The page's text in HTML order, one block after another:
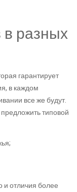
разных
гарантирует
в каждом
все же будут.
типовой
и отличия более